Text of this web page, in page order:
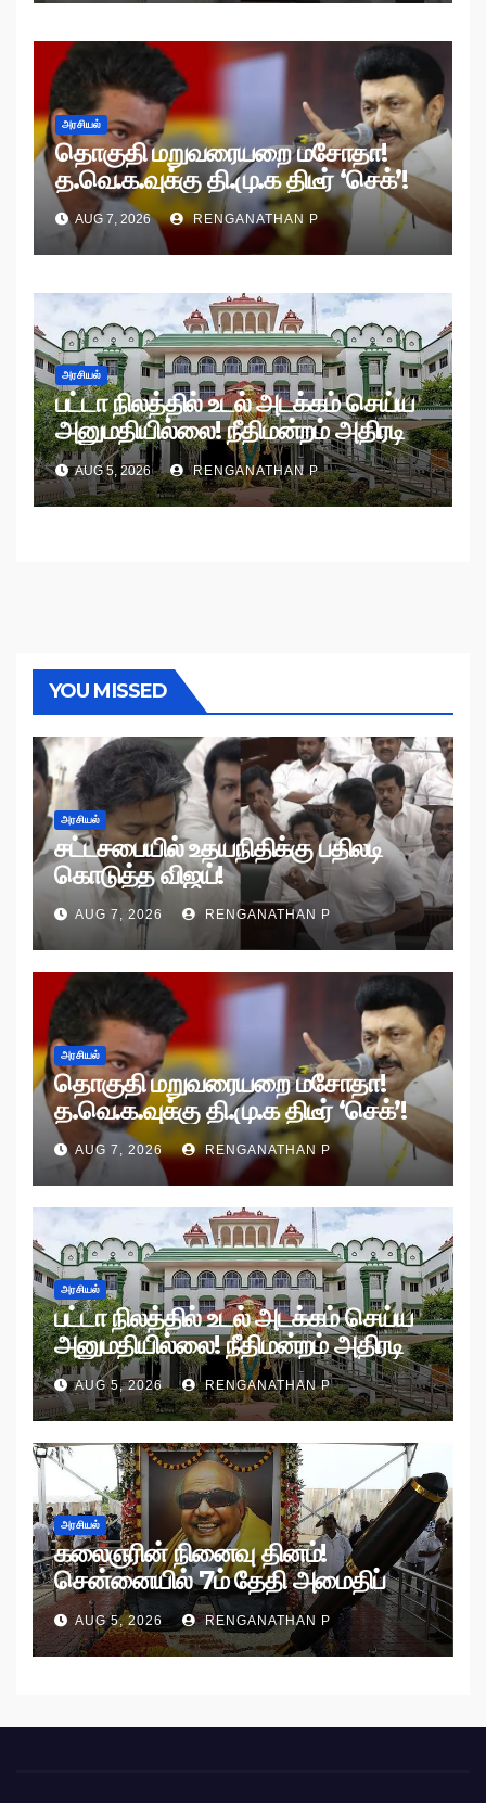
அரசியல்
தொகுதி மறுவரையறை மசோதா!
த.வெ.க.வுக்கு தி.மு.க திடீர் ‘செக்’!
AUG 7, 2026 RENGANATHAN P
அரசியல்
பட்டா நிலத்தில் உடல் அடக்கம் செய்ய
அனுமதியில்லை! நீதிமன்றம் அதிரடி
உத்தரவு!
AUG 5, 2026 RENGANATHAN P
YOU MISSED
அரசியல்
சட்டசபையில் உதயநிதிக்கு பதிலடி
கொடுத்த விஜய்!
AUG 7, 2026 RENGANATHAN P
அரசியல்
தொகுதி மறுவரையறை மசோதா!
த.வெ.க.வுக்கு தி.மு.க திடீர் ‘செக்’!
AUG 7, 2026 RENGANATHAN P
அரசியல்
பட்டா நிலத்தில் உடல் அடக்கம் செய்ய
அனுமதியில்லை! நீதிமன்றம் அதிரடி
உத்தரவு!
AUG 5, 2026 RENGANATHAN P
அரசியல்
கலைஞரின் நினைவு தினம்!
சென்னையில் 7ம் தேதி அமைதிப்
பேரணி!
AUG 5, 2026 RENGANATHAN P